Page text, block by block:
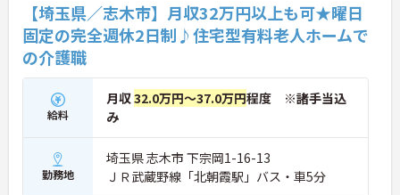
【埼玉県／志木市】月収32万円以上も可★曜日
固定の完全週休2日制♪住宅型有料老人ホームで
の介護職
給料
月収32.0万円～37.0万円程度 ※諸手当込
み
勤務地
埼玉県 志木市 下宗岡1-16-13
ＪＲ武蔵野線「北朝霞駅」バス・車5分